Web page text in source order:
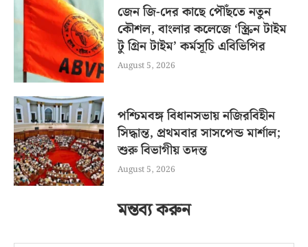
জেন জি-দের কাছে পৌঁছতে নতুন
কৌশল, বাংলার কলেজে ‘স্ক্রিন টাইম
টু গ্রিন টাইম’ কর্মসূচি এবিভিপির
August 5, 2026
পশ্চিমবঙ্গ বিধানসভায় নজিরবিহীন
সিদ্ধান্ত, প্রথমবার সাসপেন্ড মার্শাল;
শুরু বিভাগীয় তদন্ত
August 5, 2026
মন্তব্য করুন